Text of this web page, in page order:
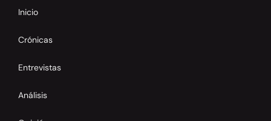
Inicio
Crónicas
Entrevistas
Análisis